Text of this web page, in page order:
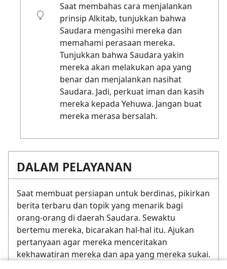
Saat membahas cara menjalankan
prinsip Alkitab, tunjukkan bahwa
Saudara mengasihi mereka dan
memahami perasaan mereka.
Tunjukkan bahwa Saudara yakin
mereka akan melakukan apa yang
benar dan menjalankan nasihat
Saudara. Jadi, perkuat iman dan kasih
mereka kepada Yehuwa. Jangan buat
mereka merasa bersalah.
DALAM PELAYANAN
Saat membuat persiapan untuk berdinas, pikirkan
berita terbaru dan topik yang menarik bagi
orang-orang di daerah Saudara. Sewaktu
bertemu mereka, bicarakan hal-hal itu. Ajukan
pertanyaan agar mereka menceritakan
kekhawatiran mereka dan apa yang mereka sukai.